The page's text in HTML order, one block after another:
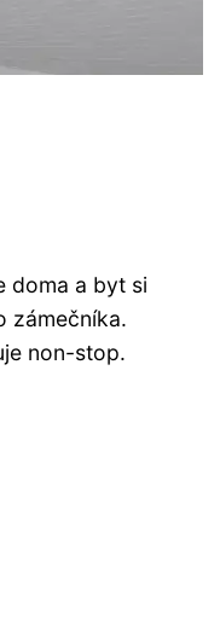
doma a byt si
zámečníka.
non-stop.